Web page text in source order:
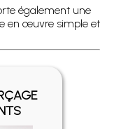
également une
en œuvre simple et